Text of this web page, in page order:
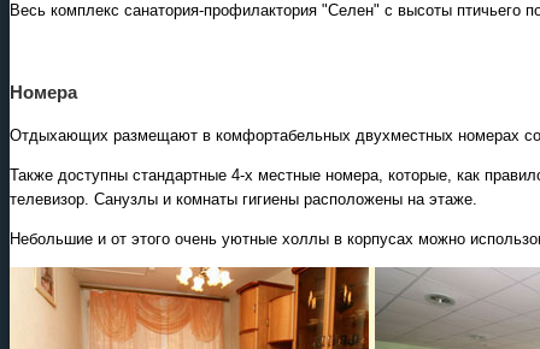
Весь комплекс санатория-профилактория "Селен" с высоты птичьего
Номера
Отдыхающих размещают в комфортабельных двухместных номерах
Также доступны стандартные 4-х местные номера, которые, как
телевизор. Санузлы и комнаты гигиены расположены на этаже.
Небольшие и от этого очень уютные холлы в корпусах можно